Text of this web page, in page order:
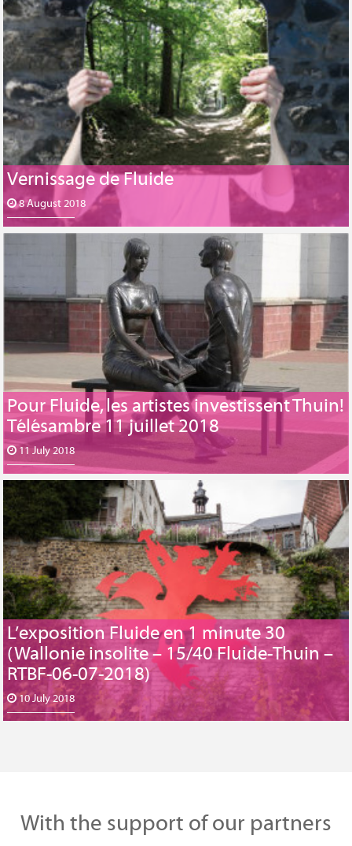
Vernissage de Fluide
8 August 2018
Pour Fluide, les artistes investissent Thuin!
Télésambre 11 juillet 2018
11 July 2018
L’exposition Fluide en 1 minute 30
(Wallonie insolite – 15/40 Fluide-Thuin –
RTBF-06-07-2018)
10 July 2018
With the support of our partners